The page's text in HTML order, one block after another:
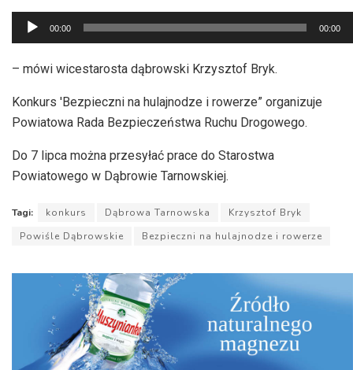
Odtwarzacz
plików
dźwiękowych
00:00 00:00
– mówi wicestarosta dąbrowski Krzysztof Bryk.
Konkurs 'Bezpieczni na hulajnodze i rowerze” organizuje
Powiatowa Rada Bezpieczeństwa Ruchu Drogowego.
Do 7 lipca można przesyłać prace do Starostwa
Powiatowego w Dąbrowie Tarnowskiej.
Tagi: konkurs Dąbrowa Tarnowska
Krzysztof Bryk
Powiśle Dąbrowskie
Bezpieczni na hulajnodze i rowerze